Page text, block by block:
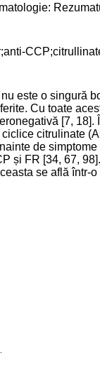
este o singură
Cu toate
[7, 18].
citrulinate
de
și FR [34, 67,
se află într-